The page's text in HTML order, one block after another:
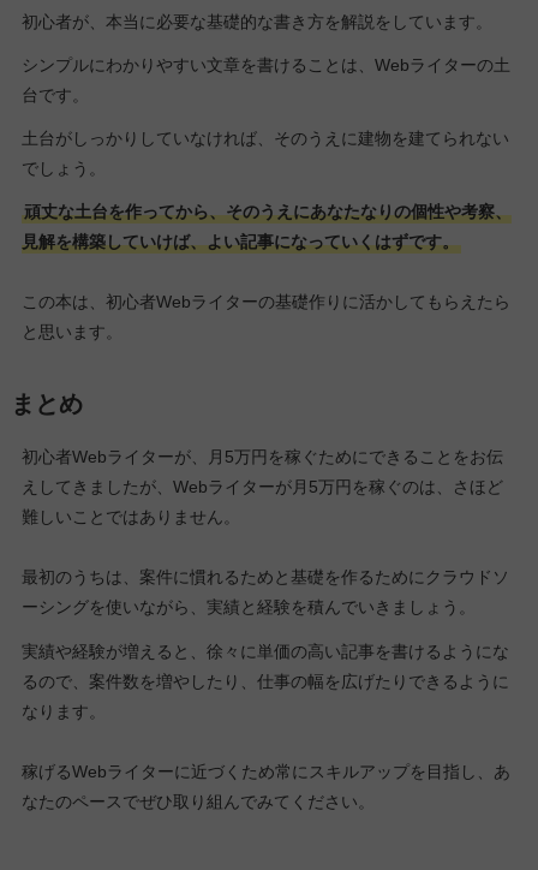
初心者が、本当に必要な基礎的な書き方を解説をしています。
シンプルにわかりやすい文章を書けることは、Webライターの土
台です。
土台がしっかりしていなければ、そのうえに建物を建てられない
でしょう。
頑丈な土台を作ってから、そのうえにあなたなりの個性や考察、
見解を構築していけば、よい記事になっていくはずです。
この本は、初心者Webライターの基礎作りに活かしてもらえたら
と思います。
まとめ
初心者Webライターが、月5万円を稼ぐためにできることをお伝
えしてきましたが、Webライターが月5万円を稼ぐのは、さほど
難しいことではありません。
最初のうちは、案件に慣れるためと基礎を作るためにクラウドソ
ーシングを使いながら、実績と経験を積んでいきましょう。
実績や経験が増えると、徐々に単価の高い記事を書けるようにな
るので、案件数を増やしたり、仕事の幅を広げたりできるように
なります。
稼げるWebライターに近づくため常にスキルアップを目指し、あ
なたのペースでぜひ取り組んでみてください。